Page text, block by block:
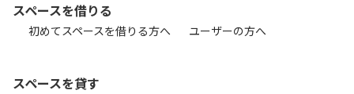
スペースを借りる
初めてスペースを借りる方へ ユーザーの方へ
スペースを貸す